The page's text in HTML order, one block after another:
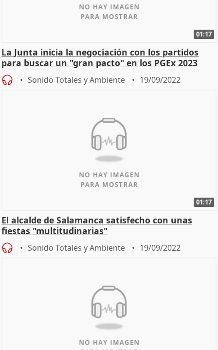
01:17
La Junta inicia la negociación con los partidos
para buscar un "gran pacto" en los PGEx 2023
Sonido Totales y Ambiente 19/09/2022
01:17
El alcalde de Salamanca satisfecho con unas
fiestas "multitudinarias"
Sonido Totales y Ambiente 19/09/2022